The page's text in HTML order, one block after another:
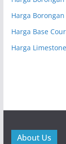
Harga
Harga Base
Harga
About Us